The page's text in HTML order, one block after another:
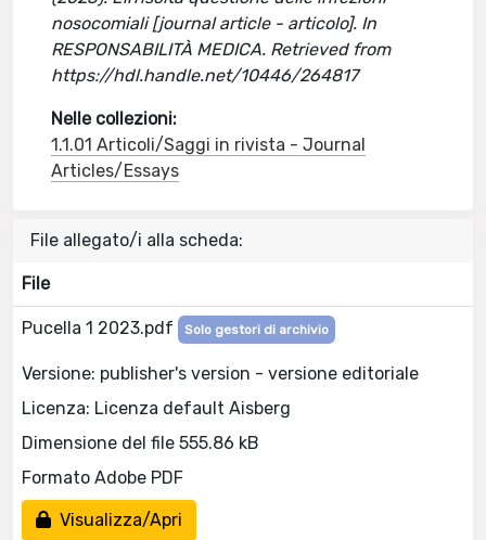
nosocomiali [journal article - articolo]. In
RESPONSABILITÀ MEDICA. Retrieved from
https://hdl.handle.net/10446/264817
Nelle collezioni:
1.1.01 Articoli/Saggi in rivista - Journal
Articles/Essays
File allegato/i alla scheda:
File
Pucella 1 2023.pdf Solo gestori di archivio
Versione: publisher's version - versione editoriale
Licenza: Licenza default Aisberg
Dimensione del file 555.86 kB
Formato Adobe PDF
Visualizza/Apri